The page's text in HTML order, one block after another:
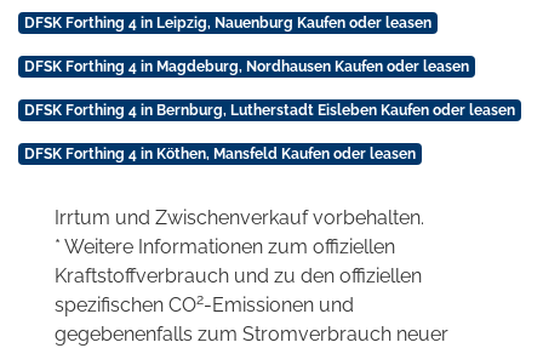
DFSK Forthing 4 in Leipzig, Nauenburg Kaufen oder leasen
DFSK Forthing 4 in Magdeburg, Nordhausen Kaufen oder leasen
DFSK Forthing 4 in Bernburg, Lutherstadt Eisleben Kaufen oder leasen
DFSK Forthing 4 in Köthen, Mansfeld Kaufen oder leasen
Irrtum und Zwischenverkauf vorbehalten.
* Weitere Informationen zum offiziellen
Kraftstoffverbrauch und zu den offiziellen
spezifischen CO2-Emissionen und
gegebenenfalls zum Stromverbrauch neuer